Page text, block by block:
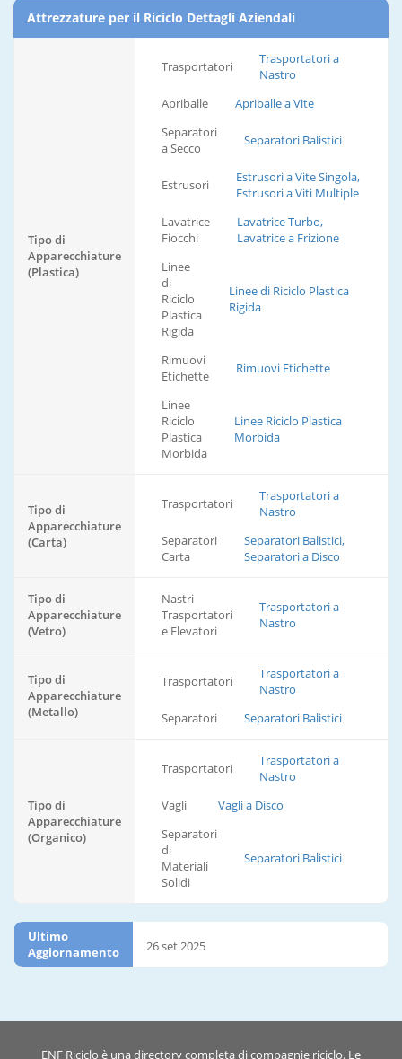
Attrezzature per il Riciclo Dettagli Aziendali
Tipo di
Apparecchiature
(Plastica)
Trasportatori
Trasportatori a
Nastro
Apriballe
Apriballe a Vite
Separatori
a Secco
Separatori Balistici
Estrusori
Estrusori a Vite Singola,
Estrusori a Viti Multiple
Lavatrice
Fiocchi
Lavatrice Turbo,
Lavatrice a Frizione
Linee
di
Riciclo
Plastica
Rigida
Linee di Riciclo Plastica
Rigida
Rimuovi
Etichette
Rimuovi Etichette
Linee
Riciclo
Plastica
Morbida
Linee Riciclo Plastica
Morbida
Tipo di
Apparecchiature
(Carta)
Trasportatori
Trasportatori a
Nastro
Separatori
Carta
Separatori Balistici,
Separatori a Disco
Tipo di
Apparecchiature
(Vetro)
Nastri
Trasportatori
e Elevatori
Trasportatori a
Nastro
Tipo di
Apparecchiature
(Metallo)
Trasportatori
Trasportatori a
Nastro
Separatori
Separatori Balistici
Tipo di
Apparecchiature
(Organico)
Trasportatori
Trasportatori a
Nastro
Vagli
Vagli a Disco
Separatori
di
Materiali
Solidi
Separatori Balistici
Ultimo
Aggiornamento
26 set 2025
ENF Riciclo è una directory completa di compagnie riciclo. Le